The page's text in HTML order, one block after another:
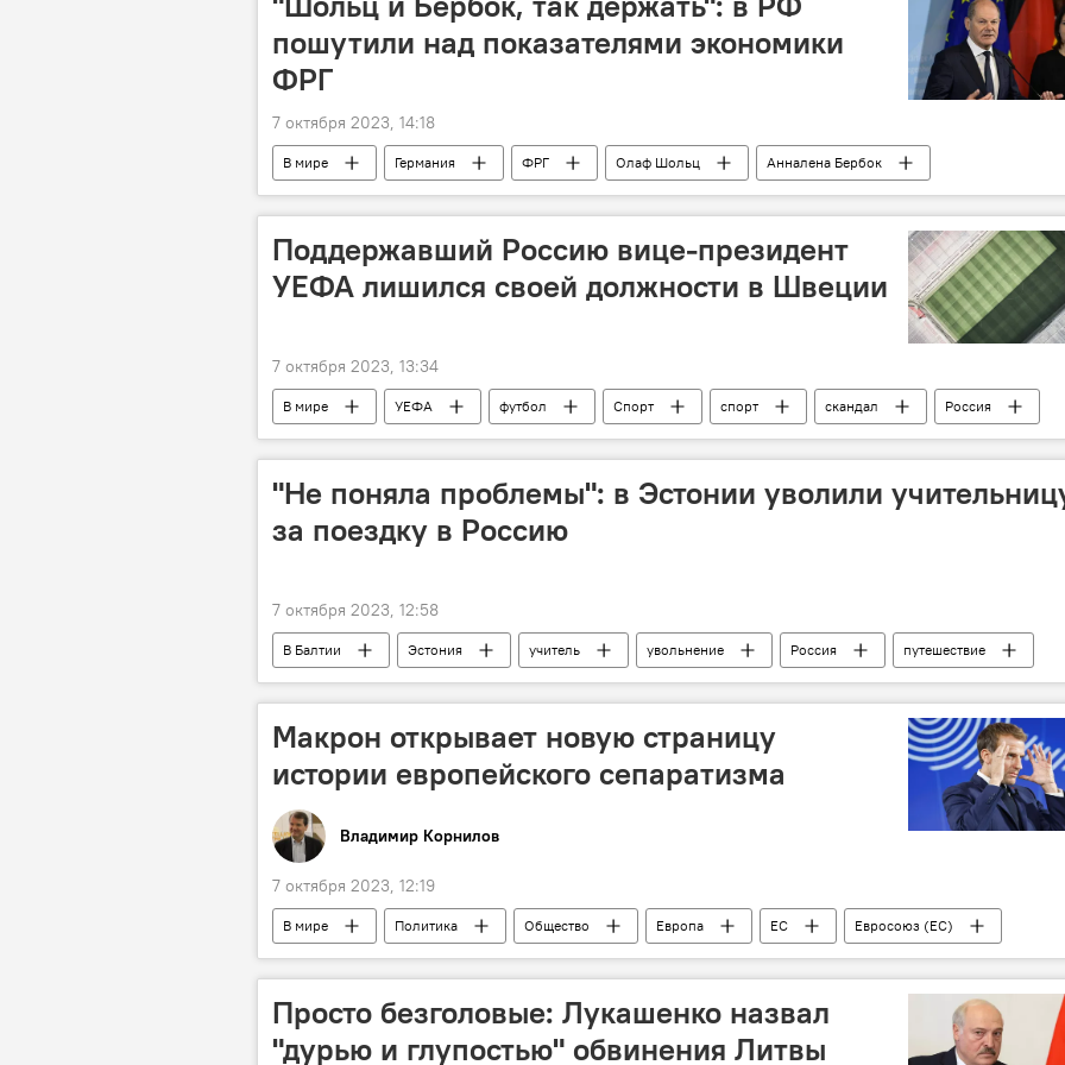
пошутили над показателями экономики
ФРГ
7 октября 2023, 14:18
В мире Германия ФРГ Олаф Шольц
Анналена Бербок
Дмитрий Медведев
Россия Экономика экономика ВВП
Поддержавший Россию вице-президент
УЕФА лишился своей должности в Швеции
7 октября 2023, 13:34
В мире УЕФА футбол Спорт спорт скандал Россия
"Не поняла проблемы": в Эстонии уволили
за поездку в Россию
7 октября 2023, 12:58
В Балтии Эстония учитель увольнение Россия
путешествие
Общество
Политика русофобия дискриминация
Макрон открывает новую страницу
истории европейского сепаратизма
Владимир Корнилов
7 октября 2023, 12:19
В мире Политика Общество Европа ЕС
Евросоюз (ЕС)
Франция
Испания Эммануэль Макрон аналитика Запад
Просто безголовые: Лукашенко назвал
"дурью и глупостью" обвинения Литвы